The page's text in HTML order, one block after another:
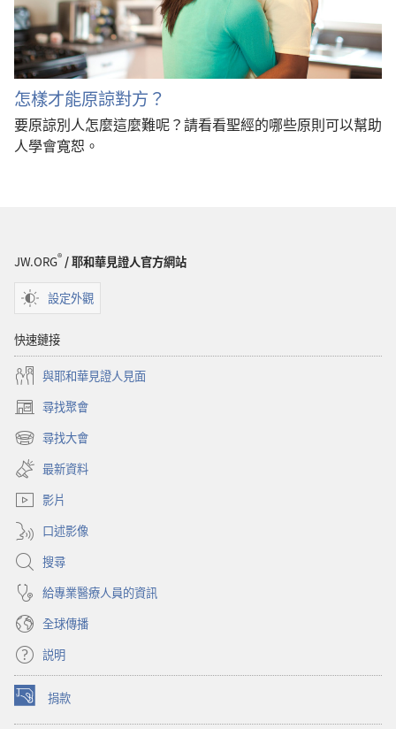
怎樣才能原諒對方？
要原諒別人怎麼這麼難呢？請看看聖經的哪些原則可以幫助
人學會寬恕。
JW.ORG® / 耶和華見證人官方網站
設定外觀
快速鏈接
與耶和華見證人見面
尋找聚會
（開
啟
新
視
窗）
尋找大會
（開
啟
新
視
窗）
最新資料
影片
口述影像
搜尋
給專業醫療人員的資訊
全球傳播
説明
捐款
（開
啟